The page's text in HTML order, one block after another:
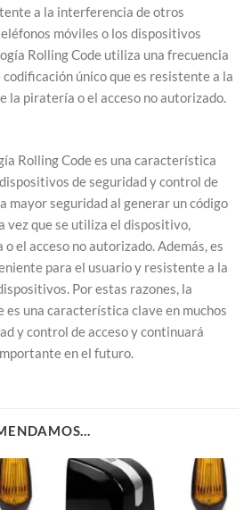
a la interferencia de otros
móviles o los dispositivos
Rolling Code utiliza una frecuencia
único que es resistente a la
la piratería o el acceso no autorizado.
Rolling Code es una característica
de seguridad y control de
mayor seguridad al generar un código
vez que se utiliza el dispositivo,
el acceso no autorizado. Además, es
para el usuario y resistente a la
Por estas razones, la
es una característica clave en muchos
y control de acceso y continuará
en el futuro.